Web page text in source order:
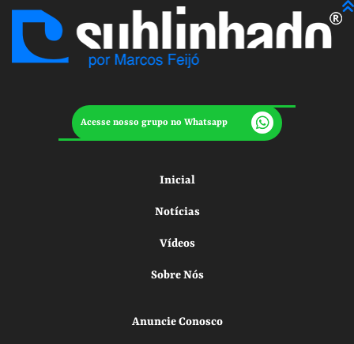
Acesse nosso grupo no Whatsapp
Inicial
Notícias
Vídeos
Sobre Nós
Anuncie Conosco